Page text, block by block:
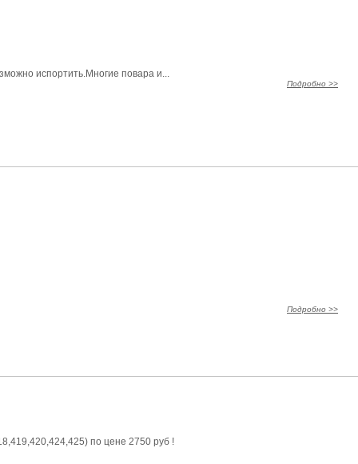
испортить.Многие повара и...
Подробно >>
Подробно >>
по цене 2750 руб !